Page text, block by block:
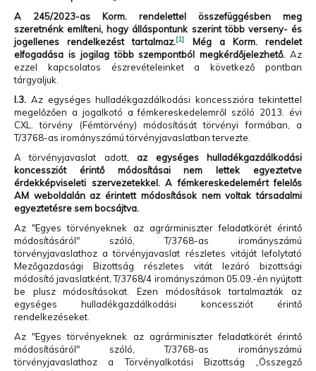
A 245/2023-as Korm. rendelettel összefüggésben meg
szeretnénk említeni, hogy álláspontunk szerint több verseny- és
jogellenes rendelkezést tartalmaz.[1]
Még a Korm. rendelet
elfogadása is jogilag több szempontból megkérdőjelezhető. Az
ezzel kapcsolatos észrevételeinket a következő pontban
tárgyaljuk.
I.3. Az egységes hulladékgazdálkodási koncesszióra tekintettel
megelőzően a jogalkotó a fémkereskedelemről szóló 2013. évi
CXL. törvény (Fémtörvény) módosítását törvényi formában, a
T/3768-as irományszámú törvényjavaslatban tervezte.
A törvényjavaslat adott,az egységes hulladékgazdálkodási
koncessziót érintő módosításai nem lettek egyeztetve
érdekképviseleti szervezetekkel. A fémkereskedelemért felelős
AM weboldalán az érintett módosítások nem voltak társadalmi
egyeztetésre sem bocsájtva.
Az "Egyes törvényeknek az agrárminiszter feladatkörét érintő
módosításáról" szóló, T/3768-as irományszámú
törvényjavaslathoz a törvényjavaslat részletes vitáját lefolytató
Mezőgazdasági Bizottság részletes vitát lezáró bizottsági
módosító javaslatként, T/3768/4 irományszámon 05.09.-én nyújtott
be plusz módosításokat. Ezen módosítások tartalmazták az
egységes hulladékgazdálkodási koncessziót érintő
rendelkezéseket.
Az "Egyes törvényeknek az agrárminiszter feladatkörét érintő
módosításáról" szóló, T/3768-as irományszámú
törvényjavaslathoz a Törvényalkotási Bizottság „Összegző